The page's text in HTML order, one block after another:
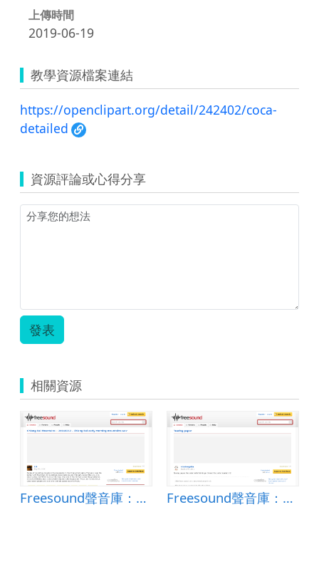
上傳時間
2019-06-19
教學資源檔案連結
https://openclipart.org/detail/242402/coca-
detailed
資源評論或心得分享
發表
相關資源
Freesound聲音庫：20140212 - Chiang Rai early morning mountains.wav Freesound聲音庫：Tearing paper